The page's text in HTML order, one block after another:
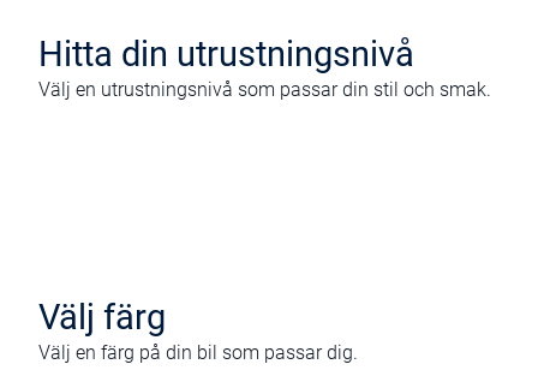
Hitta din utrustningsnivå
Välj en utrustningsnivå som passar din stil och smak.
Välj färg
Välj en färg på din bil som passar dig.